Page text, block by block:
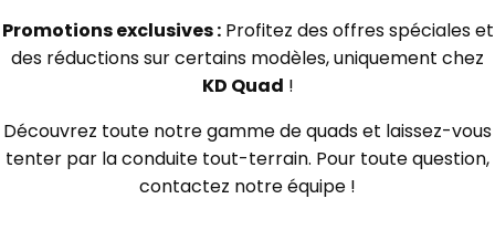
Promotions exclusives :Profitez des offres spéciales et
des réductions sur certains modèles, uniquement chez
KD Quad !
Découvrez toute notre gamme de quads et laissez-vous
tenter par la conduite tout-terrain. Pour toute question,
contactez notre équipe !